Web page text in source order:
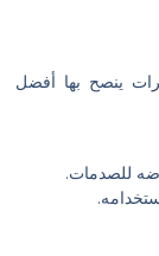
ينصح بها أفضل
للصدمات.